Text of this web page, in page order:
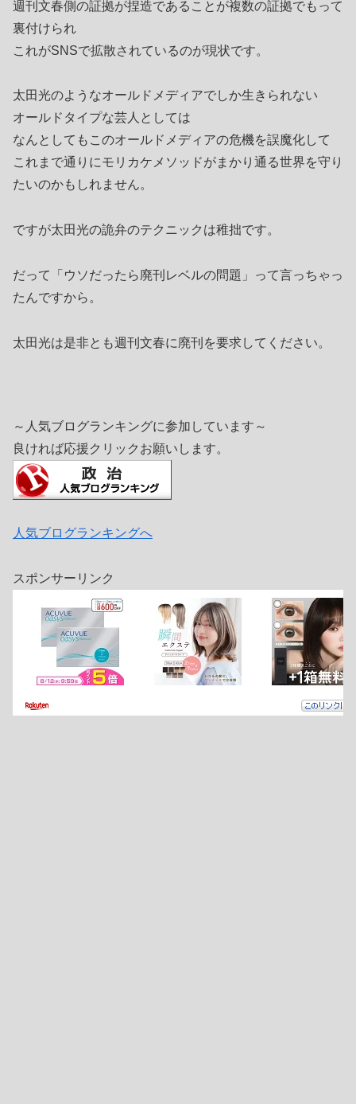
週刊文春側の証拠が捏造であることが複数の証拠でもって
裏付けられ
これがSNSで拡散されているのが現状です。
太田光のようなオールドメディアでしか生きられない
オールドタイプな芸人としては
なんとしてもこのオールドメディアの危機を誤魔化して
これまで通りにモリカケメソッドがまかり通る世界を守り
たいのかもしれません。
ですが太田光の詭弁のテクニックは稚拙です。
だって「ウソだったら廃刊レベルの問題」って言っちゃっ
たんですから。
太田光は是非とも週刊文春に廃刊を要求してください。
～人気ブログランキングに参加しています～
良ければ応援クリックお願いします。
人気ブログランキングへ
スポンサーリンク